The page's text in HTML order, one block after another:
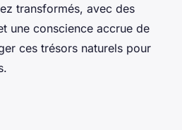
transformés, avec des
une conscience accrue de
ces trésors naturels pour